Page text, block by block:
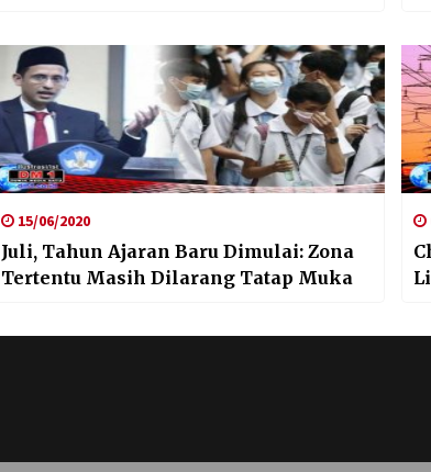
15/06/2020
Juli, Tahun Ajaran Baru Dimulai: Zona
Tertentu Masih Dilarang Tatap Muka